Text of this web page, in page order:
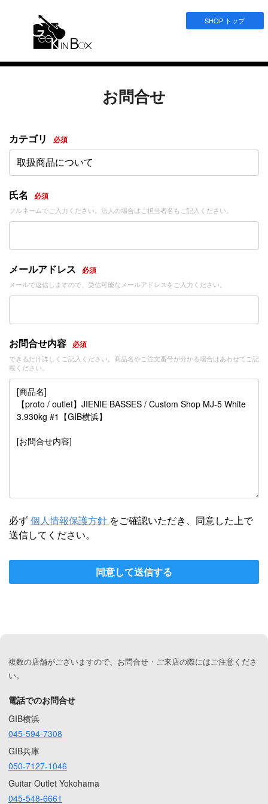
SHOP トップ
お問合せ
カテゴリ 必須
取扱商品について
氏名 必須
フルネームでご入力ください。法人の場合はご担当者名もご記入ください。
メールアドレス 必須
メールで返信しますので、受信可能なメールアドレスをご入力ください。
お問合せ内容 必須
できるだけ詳しくご記入ください。商品名やご注文番号が分かる場合はあわせてご記
載ください。
必ず個人情報保護方針 をご確認いただき、同意した上で
送信してください。
同意して送信する
複数の店舗がございますので、お問合せ・ご来店の際にはご注意くださ
い。
電話でのお問合せ
GIB横浜
045-594-7308
GIB兵庫
050-7127-1046
Guitar Outlet Yokohama
045-548-6661